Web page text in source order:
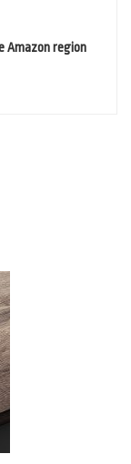
Amazon region